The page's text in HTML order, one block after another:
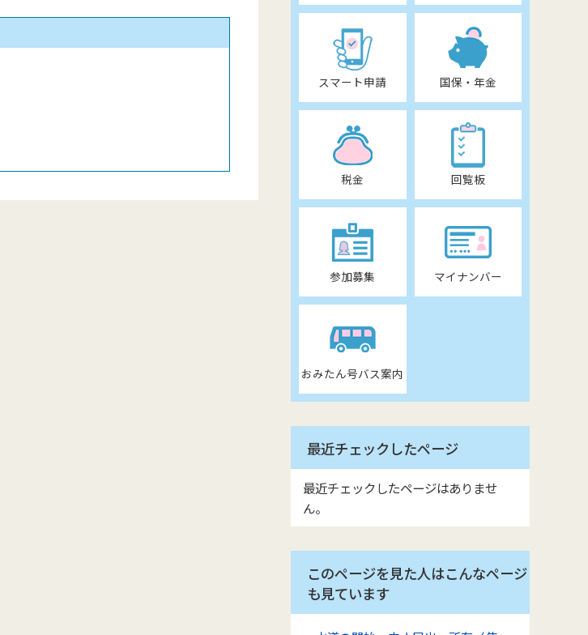
スマート申請 国保・年金
税金 回覧板
参加募集 マイナンバー
おみたん号バス案内
最近チェックしたページ
最近チェックしたページはありませ
ん。
このページを見た人はこんなページ
も見ています